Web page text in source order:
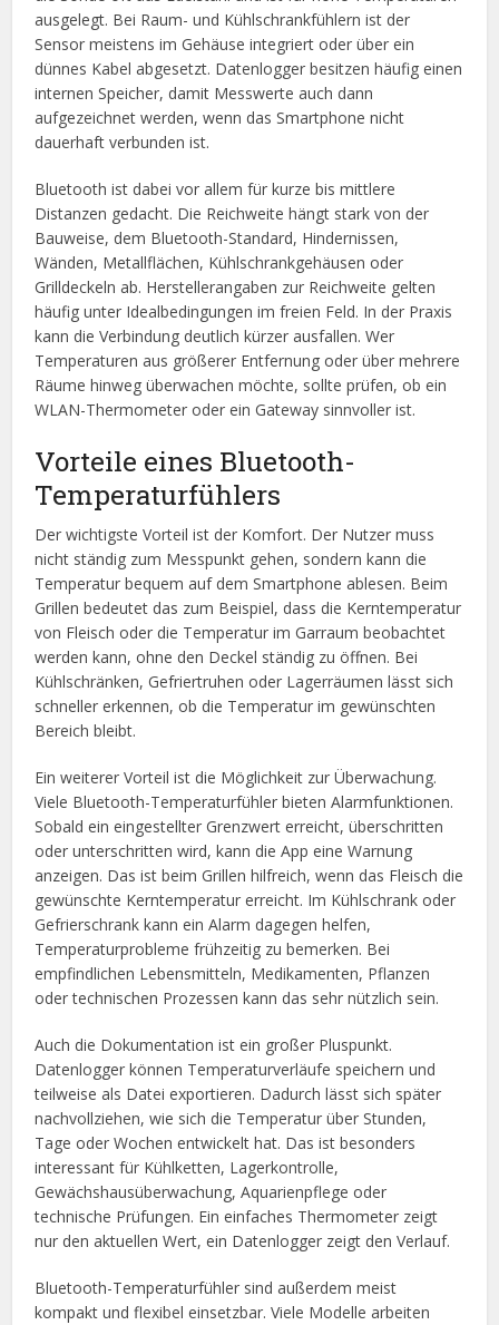
ausgelegt. Bei Raum- und Kühlschrankfühlern ist der
Sensor meistens im Gehäuse integriert oder über ein
dünnes Kabel abgesetzt. Datenlogger besitzen häufig einen
internen Speicher, damit Messwerte auch dann
aufgezeichnet werden, wenn das Smartphone nicht
dauerhaft verbunden ist.
Bluetooth ist dabei vor allem für kurze bis mittlere
Distanzen gedacht. Die Reichweite hängt stark von der
Bauweise, dem Bluetooth-Standard, Hindernissen,
Wänden, Metallflächen, Kühlschrankgehäusen oder
Grilldeckeln ab. Herstellerangaben zur Reichweite gelten
häufig unter Idealbedingungen im freien Feld. In der Praxis
kann die Verbindung deutlich kürzer ausfallen. Wer
Temperaturen aus größerer Entfernung oder über mehrere
Räume hinweg überwachen möchte, sollte prüfen, ob ein
WLAN-Thermometer oder ein Gateway sinnvoller ist.
Vorteile eines Bluetooth-
Temperaturfühlers
Der wichtigste Vorteil ist der Komfort. Der Nutzer muss
nicht ständig zum Messpunkt gehen, sondern kann die
Temperatur bequem auf dem Smartphone ablesen. Beim
Grillen bedeutet das zum Beispiel, dass die Kerntemperatur
von Fleisch oder die Temperatur im Garraum beobachtet
werden kann, ohne den Deckel ständig zu öffnen. Bei
Kühlschränken, Gefriertruhen oder Lagerräumen lässt sich
schneller erkennen, ob die Temperatur im gewünschten
Bereich bleibt.
Ein weiterer Vorteil ist die Möglichkeit zur Überwachung.
Viele Bluetooth-Temperaturfühler bieten Alarmfunktionen.
Sobald ein eingestellter Grenzwert erreicht, überschritten
oder unterschritten wird, kann die App eine Warnung
anzeigen. Das ist beim Grillen hilfreich, wenn das Fleisch die
gewünschte Kerntemperatur erreicht. Im Kühlschrank oder
Gefrierschrank kann ein Alarm dagegen helfen,
Temperaturprobleme frühzeitig zu bemerken. Bei
empfindlichen Lebensmitteln, Medikamenten, Pflanzen
oder technischen Prozessen kann das sehr nützlich sein.
Auch die Dokumentation ist ein großer Pluspunkt.
Datenlogger können Temperaturverläufe speichern und
teilweise als Datei exportieren. Dadurch lässt sich später
nachvollziehen, wie sich die Temperatur über Stunden,
Tage oder Wochen entwickelt hat. Das ist besonders
interessant für Kühlketten, Lagerkontrolle,
Gewächshausüberwachung, Aquarienpflege oder
technische Prüfungen. Ein einfaches Thermometer zeigt
nur den aktuellen Wert, ein Datenlogger zeigt den Verlauf.
Bluetooth-Temperaturfühler sind außerdem meist
kompakt und flexibel einsetzbar. Viele Modelle arbeiten